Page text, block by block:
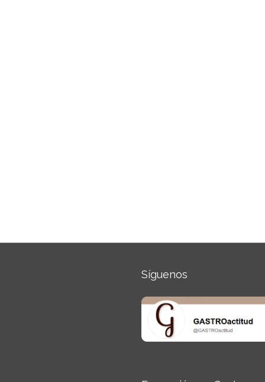
Síguenos